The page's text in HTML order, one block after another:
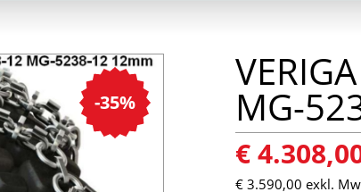
MG-
€
€ 3.590,00 exkl.
-35%